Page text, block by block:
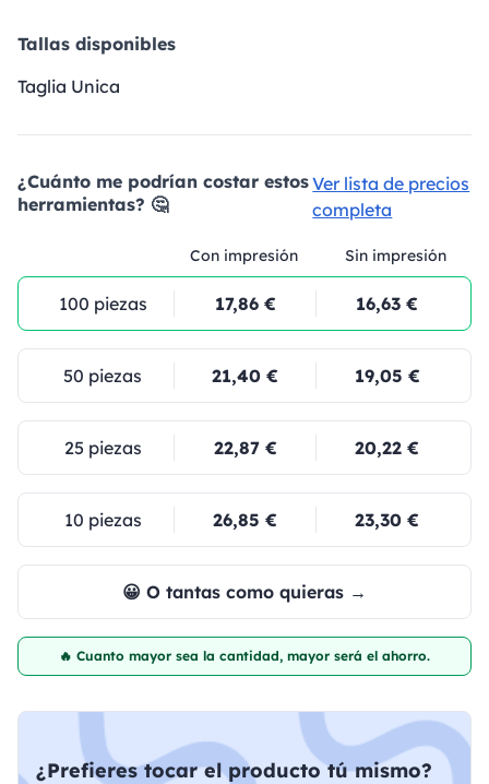
Tallas disponibles
Taglia Unica
¿Cuánto me podrían costar estos
herramientas? 🤔
Ver lista de precios
completa
Con impresión Sin impresión
100 piezas 17,86 € 16,63 €
50 piezas 21,40 € 19,05 €
25 piezas 22,87 € 20,22 €
10 piezas 26,85 € 23,30 €
😀 O tantas como quieras →
🔥 Cuanto mayor sea la cantidad, mayor será el ahorro.
¿Prefieres tocar el producto tú mismo?